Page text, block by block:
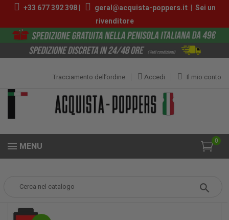
+33 677 392 398 | geral@acquista-poppers.it| Sei un
rivenditore
Il mio conto
Accedi
Tracciamento dell’ordine
0
MENU